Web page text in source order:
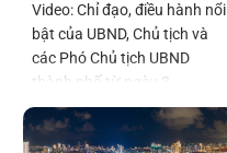
Video: Chỉ đạo, điều hành nổi
bật của UBND, Chủ tịch và
các Phó Chủ tịch UBND
thành phố từ ngày 3-
7/8/2026